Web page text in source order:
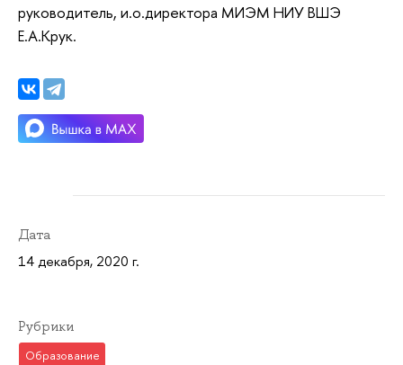
руководитель, и.о.директора МИЭМ НИУ ВШЭ
Е.А.Крук.
Дата
14 декабря, 2020 г.
Рубрики
Образование